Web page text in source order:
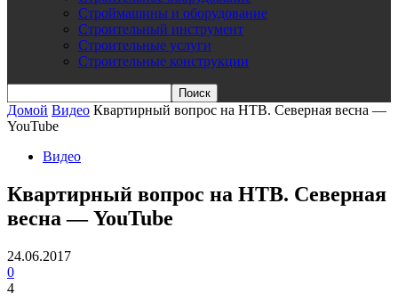
Строймашины и оборудование
Строительный инструмент
Строительные услуги
Строительные конструкции
Домой Видео Квартирный вопрос на НТВ. Северная весна —
YouTube
Видео
Квартирный вопрос на НТВ. Северная
весна — YouTube
24.06.2017
0
4